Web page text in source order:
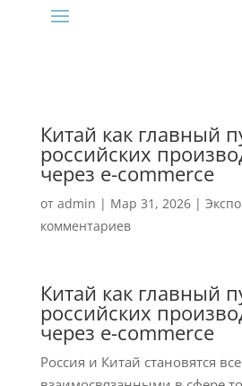
Китай как главный
российских
через e-commerce
от admin | Мар 31, 2026|
комментариев
Китай как главный
российских
через e-commerce
Россия и Китай становятся